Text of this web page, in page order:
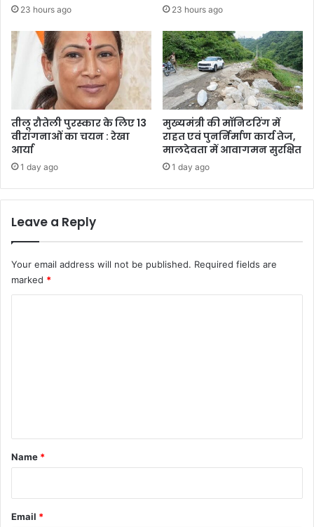
23 hours ago 23 hours ago
तीलू रौतेली पुरस्कार के लिए 13
वीरांगनाओं का चयन : रेखा
आर्या
1 day ago
मुख्यमंत्री की मॉनिटरिंग में
राहत एवं पुनर्निर्माण कार्य तेज,
मालदेवता में आवागमन सुरक्षित
1 day ago
Leave a Reply
Your email address will not be published. Required fields are
marked *
*
Name *
Email *